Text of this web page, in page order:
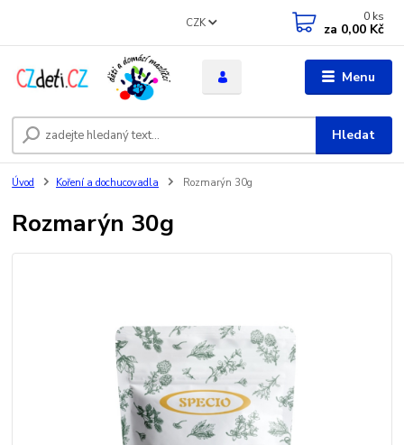
Menu
CZK
Hledat
0 ks
za 0,00 Kč
Úvod Koření a dochucovadla Rozmarýn 30g
Rozmarýn 30g